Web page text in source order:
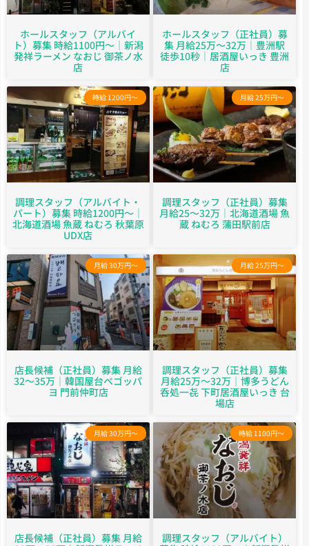
ホールスタッフ（アルバイ
ト）募集 時給1100円～｜新潟
発祥ラーメン なおじ 御茶ノ水
店
ホールスタッフ（正社員）募
集 月給25万～32万｜豊洲駅
徒歩10秒｜居酒屋いっき 豊洲
店
時給 1200円～
調理スタッフ（アルバイト・
パート）募集 時給1200円～｜
北海道酒場 魚蔵 ねむろ 秋葉原
UDX店
月給 25万円～
調理スタッフ（正社員）募集
月給25～32万｜北海道酒場 魚
蔵 ねむろ 蒲田駅前店
月給 30万円～
店長候補（正社員）募集 月給
32～35万｜韓国屋台ペゴッパ
ヨ 門前仲町店
月給 25万円～
調理スタッフ（正社員）募集
月給25万～32万｜博多うどん
呑処一㐂 下町居酒屋いっき 台
場店
月給 30万円～
店長候補（正社員）募集 月給
時給 1100円～
調理スタッフ（アルバイト）